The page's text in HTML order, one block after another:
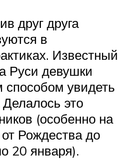
друг друга
в
Известный
Руси девушки
способом увидеть
это
(особенно на
Рождества до
20 января).